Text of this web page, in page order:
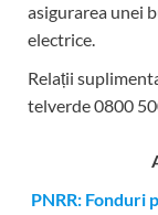
asigurarea unei
electrice.
Relații
telverde 0800
PNRR: Fonduri